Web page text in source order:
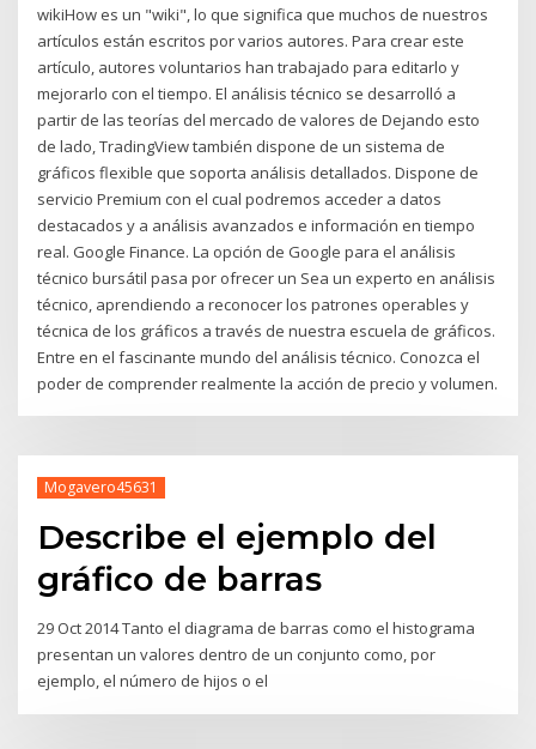
wikiHow es un "wiki", lo que significa que muchos de nuestros
artículos están escritos por varios autores. Para crear este
artículo, autores voluntarios han trabajado para editarlo y
mejorarlo con el tiempo. El análisis técnico se desarrolló a
partir de las teorías del mercado de valores de Dejando esto
de lado, TradingView también dispone de un sistema de
gráficos flexible que soporta análisis detallados. Dispone de
servicio Premium con el cual podremos acceder a datos
destacados y a análisis avanzados e información en tiempo
real. Google Finance. La opción de Google para el análisis
técnico bursátil pasa por ofrecer un Sea un experto en análisis
técnico, aprendiendo a reconocer los patrones operables y
técnica de los gráficos a través de nuestra escuela de gráficos.
Entre en el fascinante mundo del análisis técnico. Conozca el
poder de comprender realmente la acción de precio y volumen.
Mogavero45631
Describe el ejemplo del
gráfico de barras
29 Oct 2014 Tanto el diagrama de barras como el histograma
presentan un valores dentro de un conjunto como, por
ejemplo, el número de hijos o el